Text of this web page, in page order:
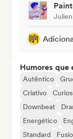
Humores que
Autêntico
Criativo
Downbeat
Energético
Standard